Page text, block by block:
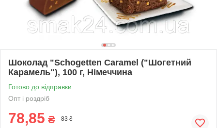
Шоколад "Schogetten Caramel ("Шогетний
Карамель"), 100 г, Німеччина
Готово до відправки
Опт і роздріб
78,85 ₴ 83 ₴